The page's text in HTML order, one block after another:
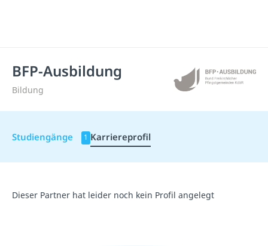
BFP-Ausbildung
Bildung
Studiengänge 1 Karriereprofil
Dieser Partner hat leider noch kein Profil angelegt